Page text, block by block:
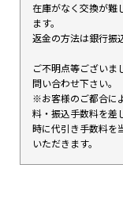
在庫がなく交換が難
ます。
返金の方法は銀行振
ご不明点等ございま
問い合わせ下さい。
※お客様のご都合に
料・振込手数料を差
時に代引き手数料を
いただきます。